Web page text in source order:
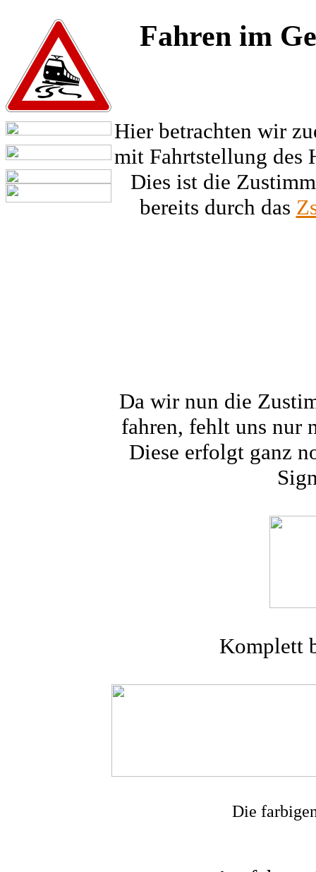
Fahren im
Hier betrachten wir
mit Fahrtstellung des
Dies ist die
bereits durch das
Da wir nun die
fahren, fehlt uns nur
Diese erfolgt ganz
Komplett
Die